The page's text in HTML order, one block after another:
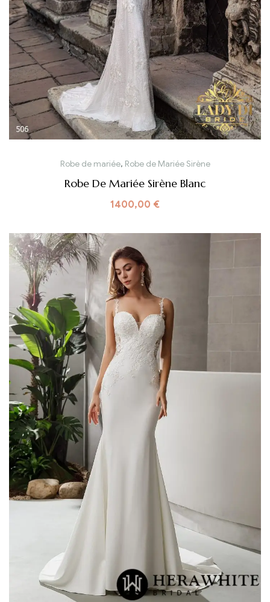
Robe de mariée, Robe de Mariée Sirène
Robe De Mariée Sirène Blanc
1400,00 €